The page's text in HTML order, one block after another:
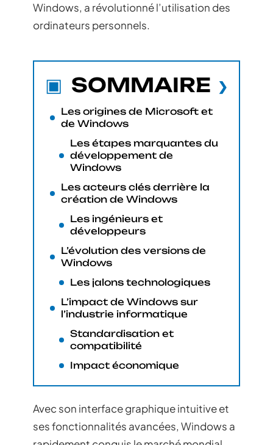
Windows, a révolutionné l’utilisation des
ordinateurs personnels.
SOMMAIRE
Les origines de Microsoft et
de Windows
Les étapes marquantes du
développement de
Windows
Les acteurs clés derrière la
création de Windows
Les ingénieurs et
développeurs
L’évolution des versions de
Windows
Les jalons technologiques
L’impact de Windows sur
l’industrie informatique
Standardisation et
compatibilité
Impact économique
Avec son interface graphique intuitive et
ses fonctionnalités avancées, Windows a